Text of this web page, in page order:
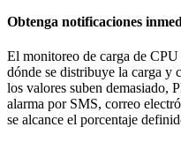
Obtenga notificaciones
El monitoreo de carga de
dónde se distribuye la carga y
los valores suben demasiado,
alarma por SMS, correo
se alcance el porcentaje